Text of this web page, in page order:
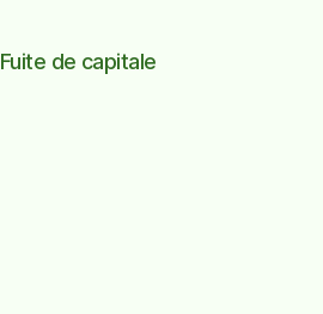
Fuite de capitale